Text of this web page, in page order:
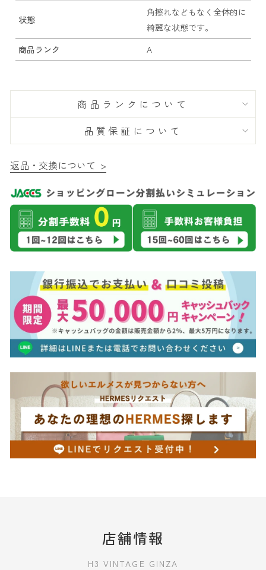
状態
角擦れなどもなく全体的に
綺麗な状態です。
商品ランク
A
商品ランクについて
品質保証について
返品・交換について >
店舗情報
H3 VINTAGE GINZA